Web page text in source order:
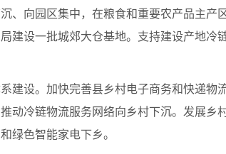
、向园区集中，在粮食和重要农产品主产
建设一批城郊大仓基地。支持建设产地冷
建设。加快完善县乡村电子商务和快递
动冷链物流服务网络向乡村下沉。发展乡
绿色智能家电下乡。